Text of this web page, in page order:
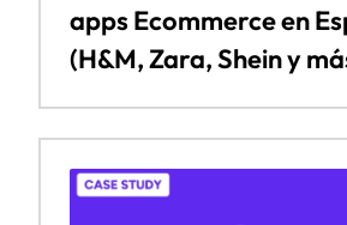
apps Ecommerce en
(H&M, Zara, Shein y